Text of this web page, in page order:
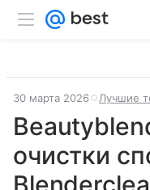
30 марта 2026 Лучшие
очистки